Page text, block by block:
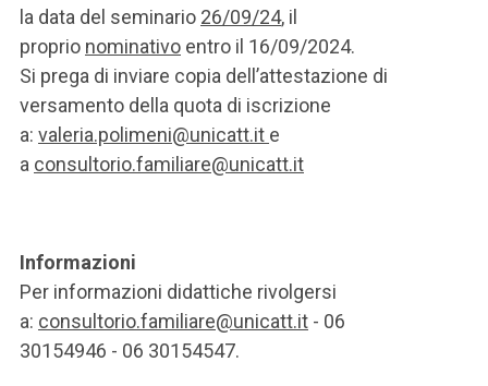
la data del seminario 26/09/24, il
proprio nominativo entro il 16/09/2024.
Si prega di inviare copia dell’attestazione di
versamento della quota di iscrizione
a: valeria.polimeni@unicatt.it e
a consultorio.familiare@unicatt.it
Informazioni
Per informazioni didattiche rivolgersi
a: consultorio.familiare@unicatt.it - 06
30154946 - 06 30154547.